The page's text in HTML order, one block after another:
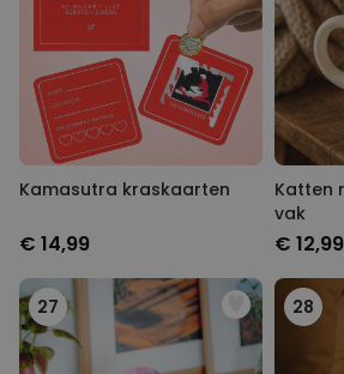
Kamasutra kraskaarten
€ 14,99
Katten
vak
€ 12,99
27 28